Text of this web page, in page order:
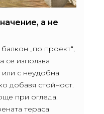
а не
„по проект“,
се използва
или с неудобна
добавя стойност.
при огледа.
тераса